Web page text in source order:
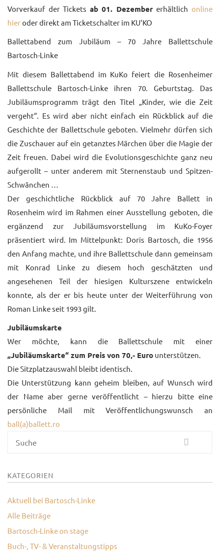
Vorverkauf der Tickets ab 01. Dezembererhältlichonline
hieroder direkt am Ticketschalter im KU‘KO
Ballettabend zum Jubiläum – 70 Jahre Ballettschule
Bartosch-Linke
Mit diesem Ballettabend im KuKo feiert die Rosenheimer
Ballettschule Bartosch-Linke ihren 70. Geburtstag. Das
Jubiläumsprogramm trägt den Titel „Kinder, wie die Zeit
vergeht“. Es wird aber nicht einfach ein Rückblick auf die
Geschichte der Ballettschule geboten. Vielmehr dürfen sich
die Zuschauer auf ein getanztes Märchen über die Magie der
Zeit freuen. Dabei wird die Evolutionsgeschichte ganz neu
aufgerollt – unter anderem mit Sternenstaub und Spitzen-
Schwänchen …
Der geschichtliche Rückblick auf 70 Jahre Ballett in
Rosenheim wird im Rahmen einer Ausstellung geboten, die
ergänzend zur Jubiläumsvorstellung im KuKo-Foyer
präsentiert wird. Im Mittelpunkt: Doris Bartosch, die 1956
den Anfang machte, und ihre Ballettschule dann gemeinsam
mit Konrad Linke zu diesem hoch geschätzten und
angesehenen Teil der hiesigen Kulturszene entwickeln
konnte, als der er bis heute unter der Weiterführung von
Roman Linke seit 1993 gilt.
Jubiläumskarte
Wer möchte, kann die Ballettschule mit einer
„Jubiläumskarte“ zum Preis von 70,- Euro unterstützen.
Die Sitzplatzauswahl bleibt identisch.
Die Unterstützung kann geheim bleiben, auf Wunsch wird
der Name aber gerne veröffentlicht – hierzu bitte eine
persönliche Mail mit Veröffentlichungswunsch an
ball(a)ballett.ro
Suche
KATEGORIEN
Aktuell bei Bartosch-Linke
Alle Beiträge
Bartosch-Linke on stage
Buch-, TV- & Veranstaltungstipps